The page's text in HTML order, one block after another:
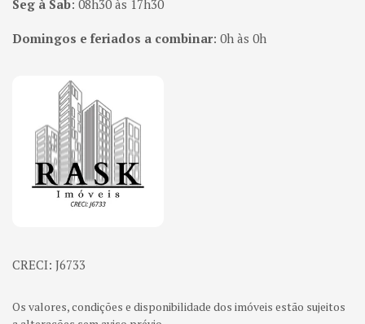
Seg à Sab: 08h30 às 17h30
Domingos e feriados a combinar: 0h às 0h
Página inicial
CRECI: J6733
Os valores, condições e disponibilidade dos imóveis estão sujeitos